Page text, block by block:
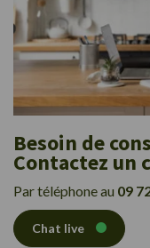
Besoin de
Contactez un
Par téléphone au 09
Chat live